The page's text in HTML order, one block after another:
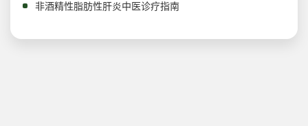
非酒精性脂肪性肝炎中医诊疗指南